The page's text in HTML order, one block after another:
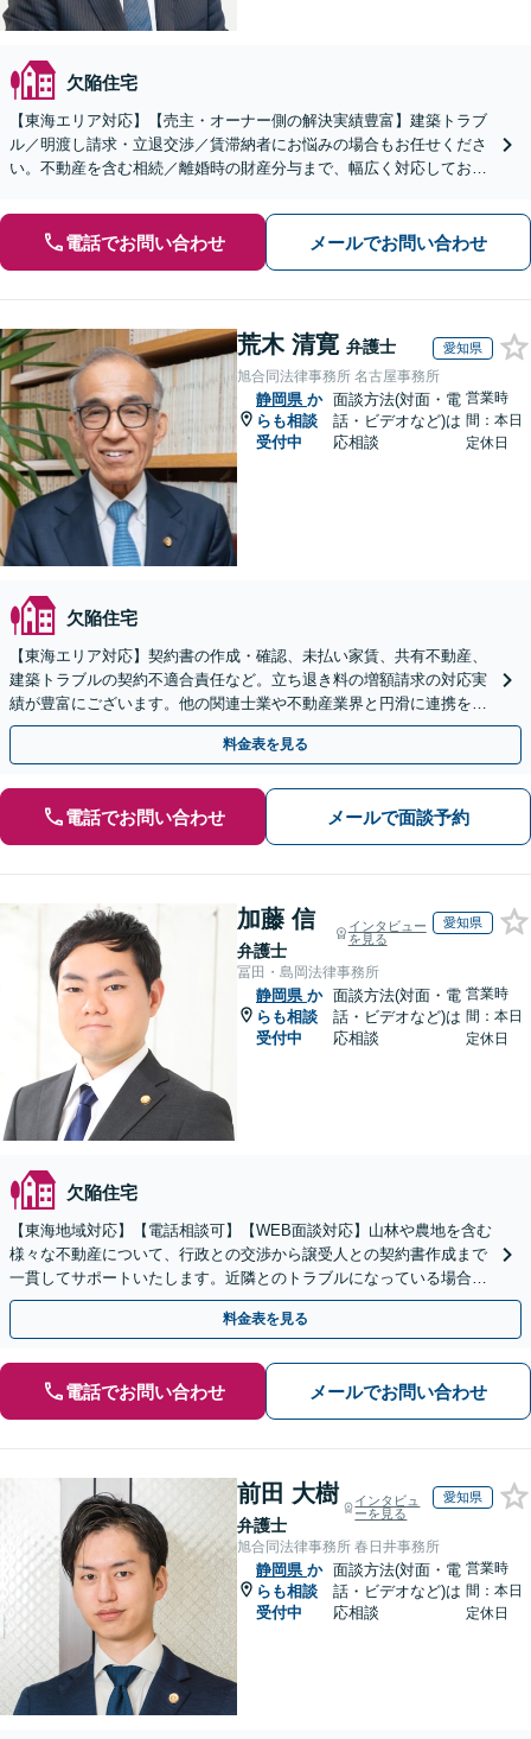
欠陥住宅
【東海エリア対応】【売主・オーナー側の解決実績豊富】建築トラブ
ル／明渡し請求・立退交渉／賃滞納者にお悩みの場合もお任せくださ
い。不動産を含む相続／離婚時の財産分与まで、幅広く対応しており
電話でお問い合わせ メールでお問い合わせ
荒木 清寛 弁護士 愛知県
旭合同法律事務所 名古屋事務所
静岡県 か
らも相談
受付中
面談方法(対面・電
話・ビデオなど)は
応相談
営業時
間：本日
定休日
欠陥住宅
【東海エリア対応】契約書の作成・確認、未払い家賃、共有不動産、
建築トラブルの契約不適合責任など。立ち退き料の増額請求の対応実
績が豊富にございます。他の関連士業や不動産業界と円滑に連携を行
い、正確に手続きを進めてまいります。【初回面談無料】
料金表を見る
電話でお問い合わせ メールで面談予約
加藤 信
弁護士
インタビュー
を見る
愛知県
冨田・島岡法律事務所
静岡県 か
らも相談
受付中
面談方法(対面・電
話・ビデオなど)は
応相談
営業時
間：本日
定休日
欠陥住宅
【東海地域対応】【電話相談可】【WEB面談対応】山林や農地を含む
様々な不動産について、行政との交渉から譲受人との契約書作成まで
一貫してサポートいたします。近隣とのトラブルになっている場合
や、解決が難航している案件でも、ぜひご相談ください。
料金表を見る
電話でお問い合わせ メールでお問い合わせ
前田 大樹
弁護士
インタビュ
ーを見る
愛知県
旭合同法律事務所 春日井事務所
静岡県 か
らも相談
受付中
面談方法(対面・電
話・ビデオなど)は
応相談
営業時
間：本日
定休日